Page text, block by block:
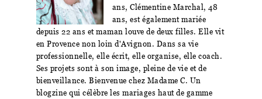
ans, Clémentine Marchal, 48
ans, est également mariée
depuis 22 ans et maman louve de deux filles. Elle vit
en Provence non loin d'Avignon. Dans sa vie
professionnelle, elle écrit, elle organise, elle coach.
Ses projets sont à son image, pleine de vie et de
bienveillance. Bienvenue chez Madame C. Un
blogzine qui célèbre les mariages haut de gamme